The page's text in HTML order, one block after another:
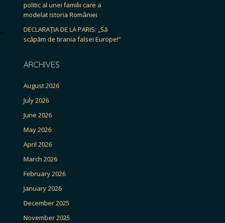
politic al unei familii care a
modelat istoria României
DECLARAȚIA DE LA PARIS: „Să
scăpăm de tirania falsei Europe!”
ARCHIVES
August 2026
July 2026
June 2026
May 2026
April 2026
March 2026
February 2026
January 2026
December 2025
November 2025